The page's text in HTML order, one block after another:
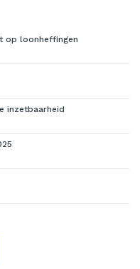
op loonheffingen
inzetbaarheid